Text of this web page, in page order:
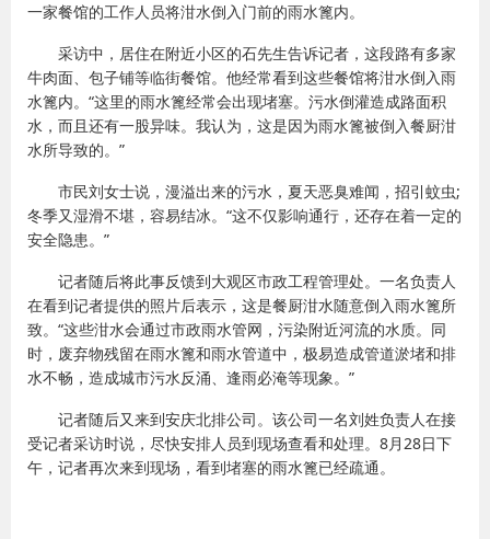
一家餐馆的工作人员将泔水倒入门前的雨水篦内。
采访中，居住在附近小区的石先生告诉记者，这段路有多家
牛肉面、包子铺等临街餐馆。他经常看到这些餐馆将泔水倒入雨
水篦内。“这里的雨水篦经常会出现堵塞。污水倒灌造成路面积
水，而且还有一股异味。我认为，这是因为雨水篦被倒入餐厨泔
水所导致的。”
市民刘女士说，漫溢出来的污水，夏天恶臭难闻，招引蚊虫;
冬季又湿滑不堪，容易结冰。“这不仅影响通行，还存在着一定的
安全隐患。”
记者随后将此事反馈到大观区市政工程管理处。一名负责人
在看到记者提供的照片后表示，这是餐厨泔水随意倒入雨水篦所
致。“这些泔水会通过市政雨水管网，污染附近河流的水质。同
时，废弃物残留在雨水篦和雨水管道中，极易造成管道淤堵和排
水不畅，造成城市污水反涌、逢雨必淹等现象。”
记者随后又来到安庆北排公司。该公司一名刘姓负责人在接
受记者采访时说，尽快安排人员到现场查看和处理。8月28日下
午，记者再次来到现场，看到堵塞的雨水篦已经疏通。